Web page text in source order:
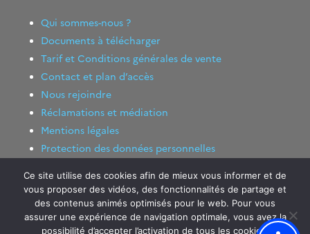
Qui sommes-nous ?
Documents à télécharger
Tarif et Conditions générales de vente
Contact et plan d’accès
Nous rejoindre
Réclamations et médiation
Mentions légales
Protection des données personnelles
Ce site utilise des cookies afin de mieux vous informer et de
vous proposer des vidéos, des fonctionnalités de partage et
des contenus animés optimisés pour le web. Pour vous
assurer une expérience de navigation optimale, vous avez la
possibilité d’accepter l’activation de tous les cookies.